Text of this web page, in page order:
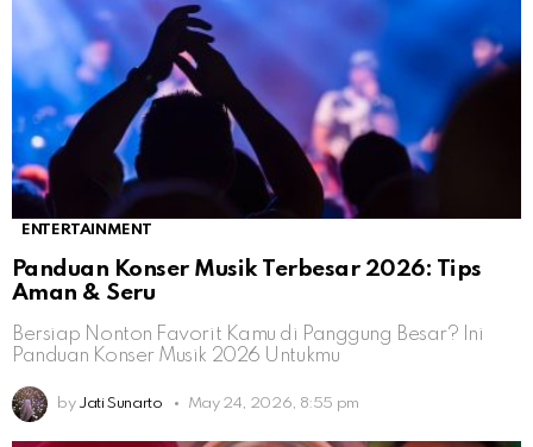
ENTERTAINMENT
Panduan Konser Musik Terbesar 2026: Tips
Aman & Seru
Bersiap Nonton Favorit Kamu di Panggung Besar? Ini
Panduan Konser Musik 2026 Untukmu
by Jati Sunarto May 24, 2026, 8:55 pm